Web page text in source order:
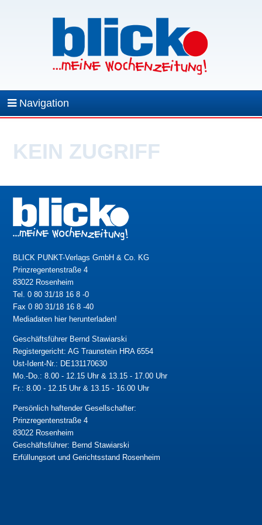
Navigation
KEIN ZUGRIFF
BLICK PUNKT-Verlags GmbH & Co. KG
Prinzregentenstraße 4
83022 Rosenheim
Tel. 0 80 31/18 16 8 -0
Fax 0 80 31/18 16 8 -40
Mediadaten hier herunterladen!
Geschäftsführer Bernd Stawiarski
Registergericht: AG Traunstein HRA 6554
Ust-Ident-Nr.: DE131170630
Mo.-Do.: 8.00 - 12.15 Uhr & 13.15 - 17.00 Uhr
Fr.: 8.00 - 12.15 Uhr & 13.15 - 16.00 Uhr
Persönlich haftender Gesellschafter:
Prinzregentenstraße 4
83022 Rosenheim
Geschäftsführer: Bernd Stawiarski
Erfüllungsort und Gerichtsstand Rosenheim